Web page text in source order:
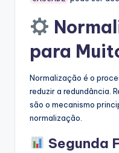
para
Normalização é o
reduzir a redundância.
são o mecanismo
normalização.
Segunda